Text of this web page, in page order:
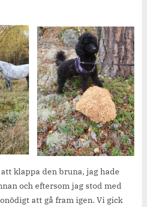
klappa den bruna, jag hade
och eftersom jag stod med
att gå fram igen. Vi gick